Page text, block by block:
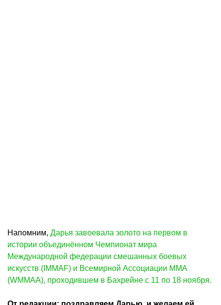
Напомним, Дарья завоевала золото на первом в
истории объединённом Чемпионат мира
Международной федерации смешанных боевых
искусств (IMMAF) и Всемирной Ассоциации ММА
(WMMAA), проходившем в Бахрейне с 11 по 18 ноября.